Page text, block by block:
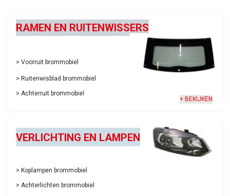
RAMEN EN RUITENWISSERS
> Voorruit brommobiel
> Ruitenwisblad brommobiel
> Achterruit brommobiel
+ BEKIJKEN
VERLICHTING EN LAM PEN
> Koplampen brommobiel​
> Achterlichten brommobiel